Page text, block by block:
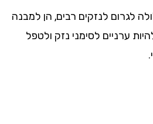
לנזקים רבים, הן למבנה
לסימני נזק ולטפל